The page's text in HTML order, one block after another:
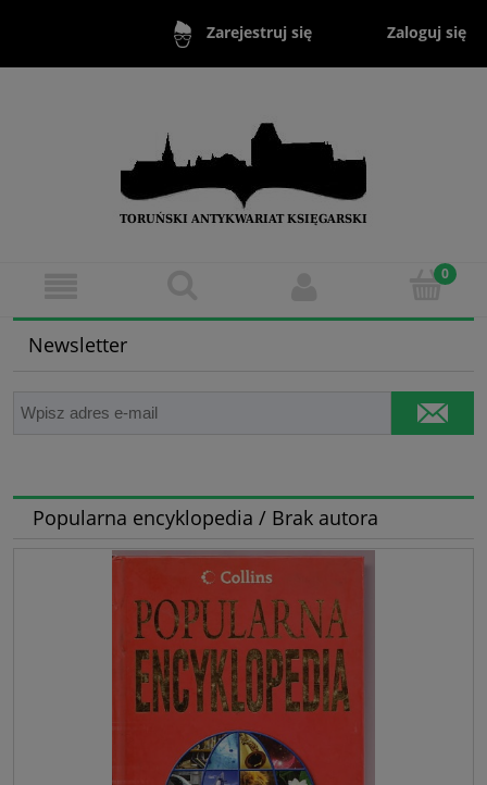
Zarejestruj się Zaloguj się
Newsletter
Popularna encyklopedia / Brak autora